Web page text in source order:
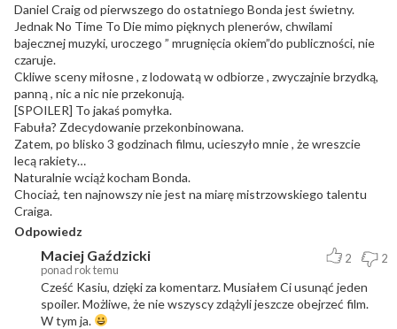
Daniel Craig od pierwszego do ostatniego Bonda jest świetny.
Jednak No Time To Die mimo pięknych plenerów, chwilami
bajecznej muzyki, uroczego ” mrugnięcia okiem”do publiczności, nie
czaruje.
Ckliwe sceny miłosne , z lodowatą w odbiorze , zwyczajnie brzydką,
panną , nic a nic nie przekonują.
[SPOILER] To jakaś pomyłka.
Fabuła? Zdecydowanie przekonbinowana.
Zatem, po blisko 3 godzinach filmu, ucieszyło mnie , że wreszcie
lecą rakiety…
Naturalnie wciąż kocham Bonda.
Chociaż, ten najnowszy nie jest na miarę mistrzowskiego talentu
Craiga.
Odpowiedz
Maciej Gaździcki
ponad rok temu
2 2
Cześć Kasiu, dzięki za komentarz. Musiałem Ci usunąć jeden
spoiler. Możliwe, że nie wszyscy zdążyli jeszcze obejrzeć film.
W tym ja.